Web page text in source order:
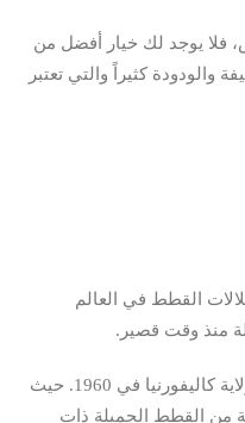
فلا يوجد لك خيار أفضل من
كثيراً والتي تعتبر
القطط في العالم
منذ وقت قصير.
حيث تم إنشاء سلالة قط راغدول في ولاية كاليفورنيا في 1960. حيث
من القطط الجميلة ذات